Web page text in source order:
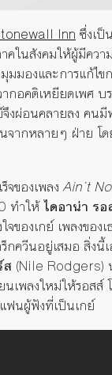
Innซึ่งเป็
าคในสังคมให้ผู้มีคว
มมองและการแก้ไ
ากอคติเหยียดเพศ บ
จึงผ่อนคลายลง คน
จากหลายๆ ฝ่าย โ
จของเพลงAin’t
ทำให้ไดอาน่า ร
จของเกย์ เพลงของ
กควีนอยู่เสมอ สิ่งนี้
ส (Nile Rodgers)
นเพลงใหม่ให้รอสส์
ฟนผู้ฟังที่เป็นเกย์